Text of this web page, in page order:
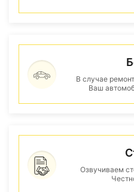
В случае
Ваш
Озвучиваем